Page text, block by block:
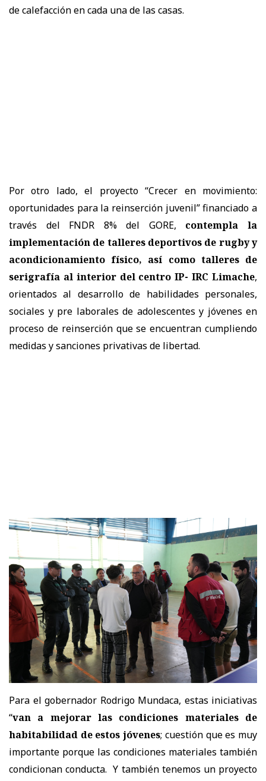
de calefacción en cada una de las casas.
Por otro lado, el proyecto “Crecer en movimiento:
oportunidades para la reinserción juvenil” financiado a
través del FNDR 8% del GORE,
contempla la
implementación de talleres deportivos de rugby y
acondicionamiento físico, así como talleres de
serigrafía al interior del centro IP- IRC Limache,
orientados al desarrollo de habilidades personales,
sociales y pre laborales de adolescentes y jóvenes en
proceso de reinserción que se encuentran cumpliendo
medidas y sanciones privativas de libertad.
Para el gobernador Rodrigo Mundaca, estas iniciativas
“van a mejorar las condiciones materiales de
habitabilidad de estos jóvenes; cuestión que es muy
importante porque las condiciones materiales también
condicionan conducta. Y también tenemos un proyecto